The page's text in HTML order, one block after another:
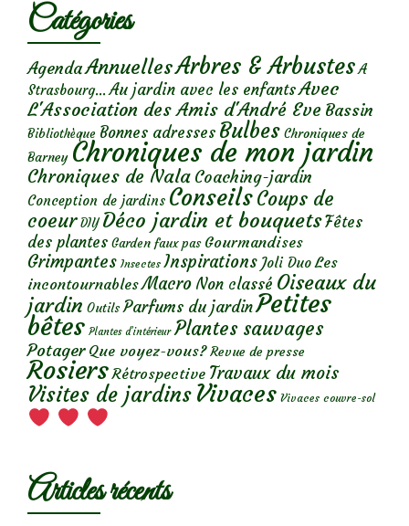
Catégories
AgendaAnnuellesArbres & Arbustes A
Strasbourg... Au jardin avec les enfantsAvec
L'Association des Amis d'André Eve Bassin
Bibliothèque Bonnes adresses Bulbes Chroniques de
Barney Chroniques de mon jardin
Chroniques de Nala Coaching-jardin
Conception de jardins ConseilsCoups de
coeur DIY Déco jardin et bouquetsFêtes
des plantes Garden faux pas Gourmandises
Grimpantes Insectes Inspirations Joli Duo Les
incontournables Macro Non classé Oiseaux du
jardin Outils Parfums du jardinPetites
bêtes Plantes d’intérieur Plantes sauvages
Potager Que voyez-vous? Revue de presse
Rosiers Rétrospective Travaux du mois
Visites de jardins Vivaces Vivaces couvre-sol
Articles récents